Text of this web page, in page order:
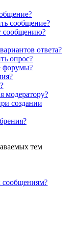
сообщение?
сообщению?
ответа?
опрос?
форумы?
модератору?
создании
тем
сообщениям?